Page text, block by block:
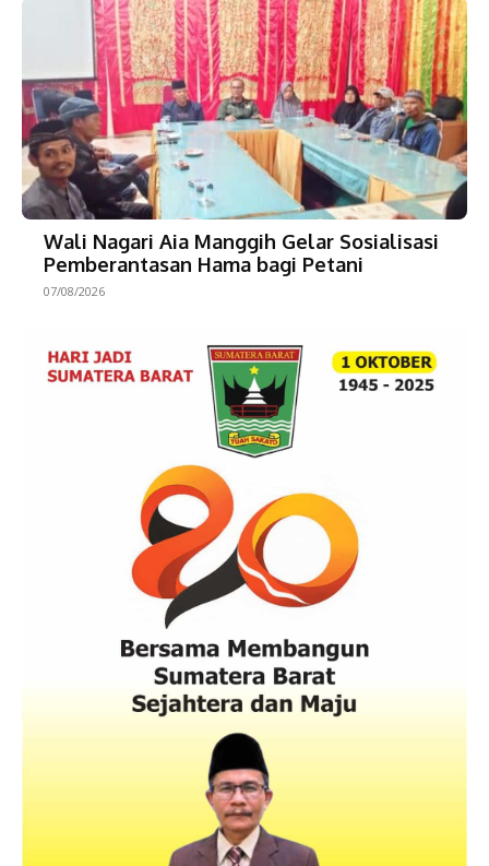
Wali Nagari Aia Manggih Gelar Sosialisasi
Pemberantasan Hama bagi Petani
07/08/2026